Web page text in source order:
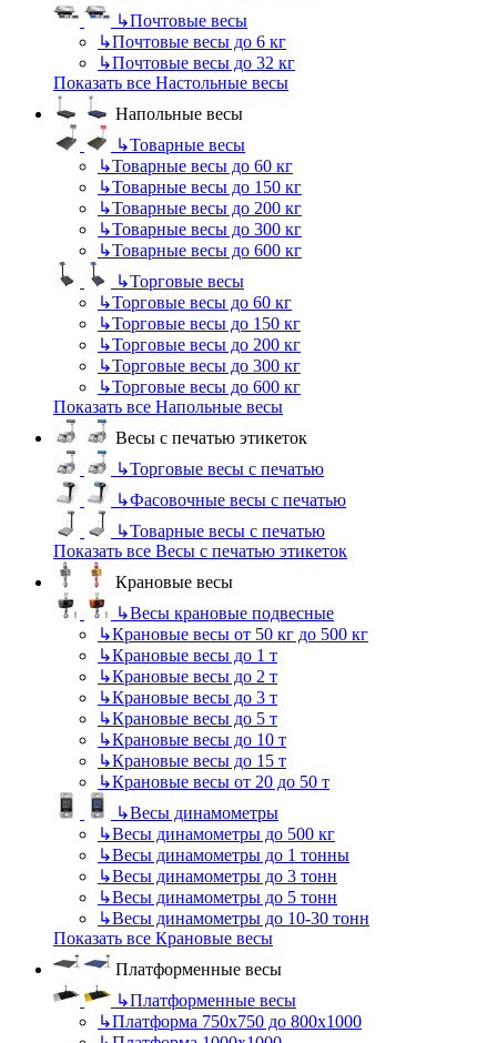
↳Почтовые весы
↳Почтовые весы до 6 кг
↳Почтовые весы до 32 кг
Показать все Настольные весы
Напольные весы
↳Товарные весы
↳Товарные весы до 60 кг
↳Товарные весы до 150 кг
↳Товарные весы до 200 кг
↳Товарные весы до 300 кг
↳Товарные весы до 600 кг
↳Торговые весы
↳Торговые весы до 60 кг
↳Торговые весы до 150 кг
↳Торговые весы до 200 кг
↳Торговые весы до 300 кг
↳Торговые весы до 600 кг
Показать все Напольные весы
Весы с печатью этикеток
↳Торговые весы с печатью
↳Фасовочные весы с печатью
↳Товарные весы с печатью
Показать все Весы с печатью этикеток
Крановые весы
↳Весы крановые подвесные
↳Крановые весы от 50 кг до 500 кг
↳Крановые весы до 1 т
↳Крановые весы до 2 т
↳Крановые весы до 3 т
↳Крановые весы до 5 т
↳Крановые весы до 10 т
↳Крановые весы до 15 т
↳Крановые весы от 20 до 50 т
↳Весы динамометры
↳Весы динамометры до 500 кг
↳Весы динамометры до 1 тонны
↳Весы динамометры до 3 тонн
↳Весы динамометры до 5 тонн
↳Весы динамометры до 10-30 тонн
Показать все Крановые весы
Платформенные весы
↳Платформенные весы
↳Платформа 750х750 до 800х1000